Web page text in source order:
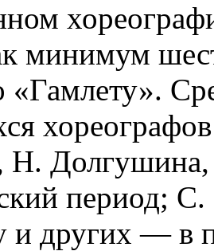
минимум
«Гамлету».
Н.
период;
и других — в